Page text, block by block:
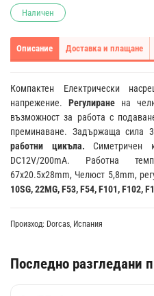
Наличен
Описание Доставка и плащане
Компактен Електрически
напрежение. Регулиранена
възможност за работа с
преминаване. Задържаща сила
работни цикъла. Симетричен
DC12V/200mA. Работна
67х20.5х28mm, Челюст 5,8mm,
10SG, 22MG, F53, F54, F101, F102,
Произход: Dorcas, Испания
Последно разгледани